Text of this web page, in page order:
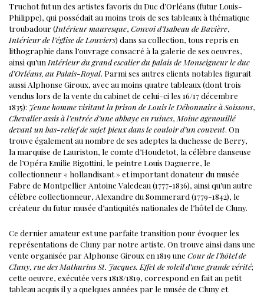
Truchot fut un des artistes favoris du Duc d’Orléans (futur Louis-
Philippe), qui possédait au moins trois de ses tableaux à thématique
troubadour (Intérieur mauresque, Convoi d’Isabeau de Bavière,
Intérieur de l’église de Louviers) dans sa collection, tous repris en
lithographie dans l’ouvrage consacré à la galerie de ses oeuvres,
ainsi qu’un Intérieur du grand escalier du palais de Monseigneur le duc
d’Orléans, au Palais-Royal. Parmi ses autres clients notables figurait
aussi Alphonse Giroux, avec au moins quatre tableaux (dont trois
vendus lors de la vente du cabinet de celui-ci les 16/17 décembre
1835): Jeune homme visitant la prison de Louis le Débonnaire à Soissons,
Chevalier assis à l’entrée d’une abbaye en ruines, Moine agenouillé
devant un bas-relief de sujet pieux dans le couloir d’un couvent. On
trouve également au nombre de ses adeptes la duchesse de Berry,
la marquise de Lauriston, le comte d’Houdetot, la célèbre danseuse
de l’Opéra Emilie Bigottini, le peintre Louis Daguerre, le
collectionneur « hollandisant » et important donateur du musée
Fabre de Montpellier Antoine Valedeau (1777-1836), ainsi qu’un autre
célèbre collectionneur, Alexandre du Sommerard (1779-1842), le
créateur du futur musée d’antiquités nationales de l’hôtel de Cluny.
Ce dernier amateur est une parfaite transition pour évoquer les
représentations de Cluny par notre artiste. On trouve ainsi dans une
vente organisée par Alphonse Giroux en 1819 une Cour de l’hôtel de
Cluny, rue des Mathurins St. Jacques. Effet de soleil d’une grande vérité;
cette oeuvre, exécutée vers 1818/1819, correspond en fait au petit
tableau acquis il y a quelques années par le musée de Cluny et